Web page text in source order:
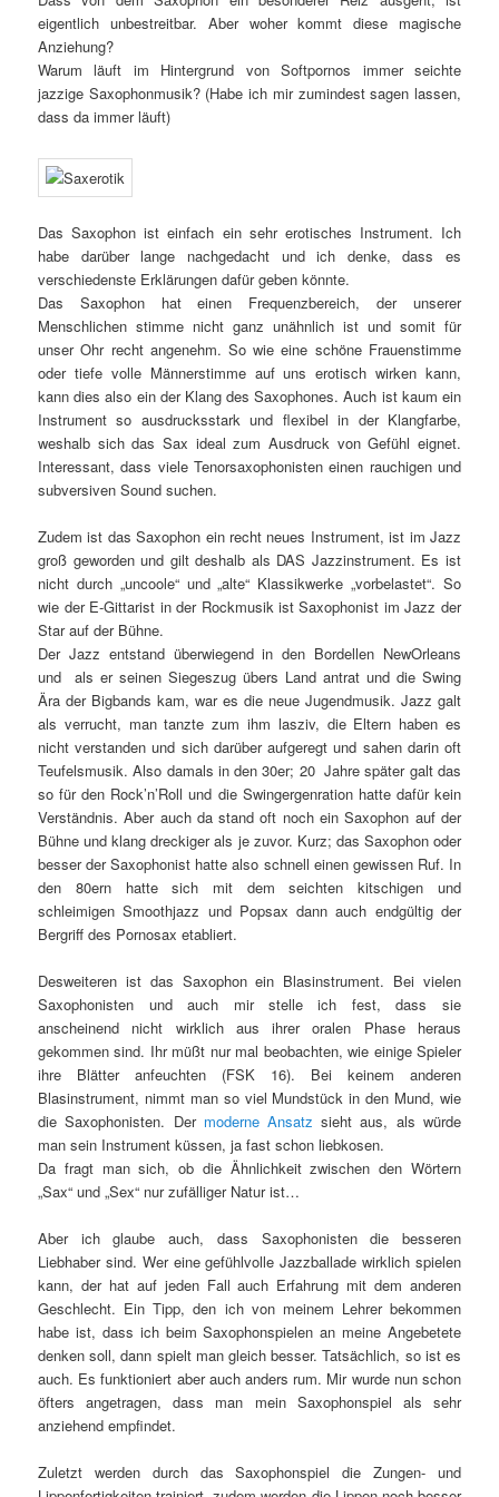
eigentlich unbestreitbar. Aber woher kommt diese magische
Anziehung?
Warum läuft im Hintergrund von Softpornos immer seichte
jazzige Saxophonmusik? (Habe ich mir zumindest sagen lassen,
dass da immer läuft)
Das Saxophon ist einfach ein sehr erotisches Instrument. Ich
habe darüber lange nachgedacht und ich denke, dass es
verschiedenste Erklärungen dafür geben könnte.
Das Saxophon hat einen Frequenzbereich, der unserer
Menschlichen stimme nicht ganz unähnlich ist und somit für
unser Ohr recht angenehm. So wie eine schöne Frauenstimme
oder tiefe volle Männerstimme auf uns erotisch wirken kann,
kann dies also ein der Klang des Saxophones. Auch ist kaum ein
Instrument so ausdrucksstark und flexibel in der Klangfarbe,
weshalb sich das Sax ideal zum Ausdruck von Gefühl eignet.
Interessant, dass viele Tenorsaxophonisten einen rauchigen und
subversiven Sound suchen.
Zudem ist das Saxophon ein recht neues Instrument, ist im Jazz
groß geworden und gilt deshalb als DAS Jazzinstrument. Es ist
nicht durch „uncoole“ und „alte“ Klassikwerke „vorbelastet“. So
wie der E-Gittarist in der Rockmusik ist Saxophonist im Jazz der
Star auf der Bühne.
Der Jazz entstand überwiegend in den Bordellen NewOrleans
und als er seinen Siegeszug übers Land antrat und die Swing
Ära der Bigbands kam, war es die neue Jugendmusik. Jazz galt
als verrucht, man tanzte zum ihm lasziv, die Eltern haben es
nicht verstanden und sich darüber aufgeregt und sahen darin oft
Teufelsmusik. Also damals in den 30er; 20 Jahre später galt das
so für den Rock’n’Roll und die Swingergenration hatte dafür kein
Verständnis. Aber auch da stand oft noch ein Saxophon auf der
Bühne und klang dreckiger als je zuvor. Kurz; das Saxophon oder
besser der Saxophonist hatte also schnell einen gewissen Ruf. In
den 80ern hatte sich mit dem seichten kitschigen und
schleimigen Smoothjazz und Popsax dann auch endgültig der
Bergriff des Pornosax etabliert.
Desweiteren ist das Saxophon ein Blasinstrument. Bei vielen
Saxophonisten und auch mir stelle ich fest, dass sie
anscheinend nicht wirklich aus ihrer oralen Phase heraus
gekommen sind. Ihr müßt nur mal beobachten, wie einige Spieler
ihre Blätter anfeuchten (FSK 16). Bei keinem anderen
Blasinstrument, nimmt man so viel Mundstück in den Mund, wie
die Saxophonisten. Der moderne Ansatz sieht aus, als würde
man sein Instrument küssen, ja fast schon liebkosen.
Da fragt man sich, ob die Ähnlichkeit zwischen den Wörtern
„Sax“ und „Sex“ nur zufälliger Natur ist…
Aber ich glaube auch, dass Saxophonisten die besseren
Liebhaber sind. Wer eine gefühlvolle Jazzballade wirklich spielen
kann, der hat auf jeden Fall auch Erfahrung mit dem anderen
Geschlecht. Ein Tipp, den ich von meinem Lehrer bekommen
habe ist, dass ich beim Saxophonspielen an meine Angebetete
denken soll, dann spielt man gleich besser. Tatsächlich, so ist es
auch. Es funktioniert aber auch anders rum. Mir wurde nun schon
öfters angetragen, dass man mein Saxophonspiel als sehr
anziehend empfindet.
Zuletzt werden durch das Saxophonspiel die Zungen- und